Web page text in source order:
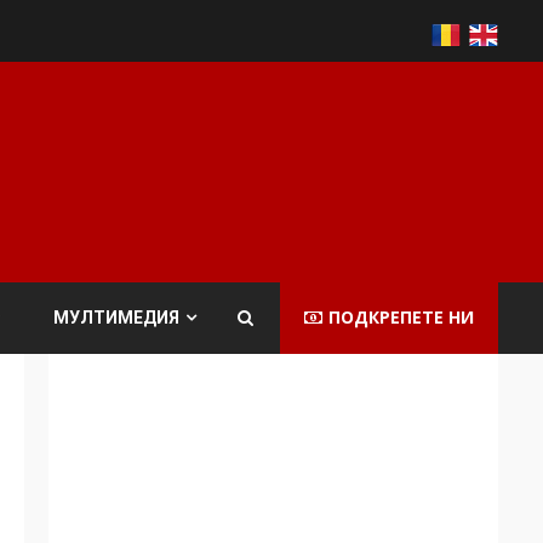
МУЛТИМЕДИЯ ПОДКРЕПЕТЕ НИ